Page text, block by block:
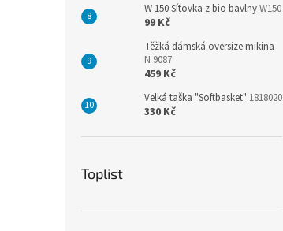
W 150 Síťovka z bio bavlnyW150
99 Kč
Těžká dámská oversize mikina
N 9087
459 Kč
Velká taška "Softbasket" 1818020
330 Kč
Toplist